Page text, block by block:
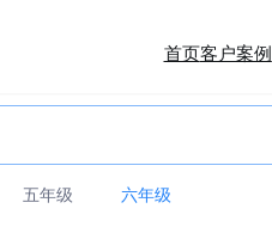
首页客户案例
五年级 六年级